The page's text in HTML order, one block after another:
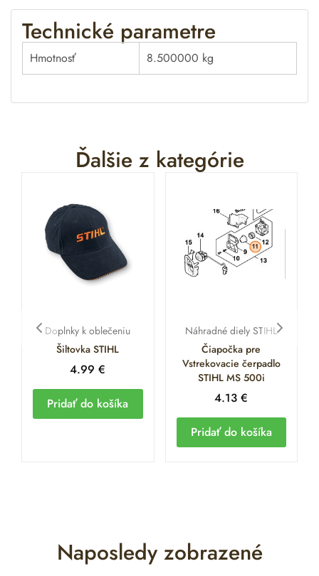
Technické parametre
Hmotnosť 8.500000 kg
Ďalšie z kategórie
Doplnky k oblečeniu
Šiltovka STIHL
4.99€
Pridať do košíka
Náhradné diely STIHL
Čiapočka pre
Vstrekovacie čerpadlo
STIHL MS 500i
4.13€
Pridať do košíka
Naposledy zobrazené